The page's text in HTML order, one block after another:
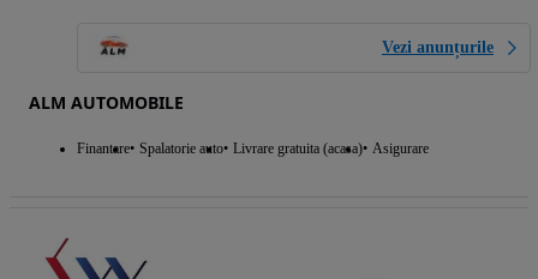
Vezi anunțurile
ALM AUTOMOBILE
Finantare Spalatorie auto Livrare gratuita (acasa) Asigurare